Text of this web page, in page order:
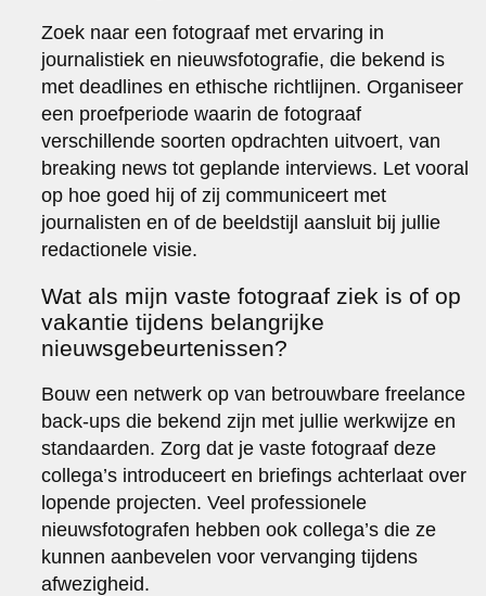
Zoek naar een fotograaf met ervaring in
journalistiek en nieuwsfotografie, die bekend is
met deadlines en ethische richtlijnen. Organiseer
een proefperiode waarin de fotograaf
verschillende soorten opdrachten uitvoert, van
breaking news tot geplande interviews. Let vooral
op hoe goed hij of zij communiceert met
journalisten en of de beeldstijl aansluit bij jullie
redactionele visie.
Wat als mijn vaste fotograaf ziek is of op
vakantie tijdens belangrijke
nieuwsgebeurtenissen?
Bouw een netwerk op van betrouwbare freelance
back-ups die bekend zijn met jullie werkwijze en
standaarden. Zorg dat je vaste fotograaf deze
collega’s introduceert en briefings achterlaat over
lopende projecten. Veel professionele
nieuwsfotografen hebben ook collega’s die ze
kunnen aanbevelen voor vervanging tijdens
afwezigheid.